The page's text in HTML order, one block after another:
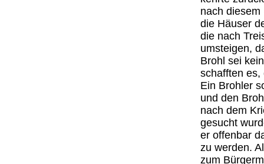
nach
die Häuser
die nach
umsteigen,
Brohl sei
schafften es,
Ein Brohler
und den
nach dem
gesucht
er offenbar
zu werden.
zum